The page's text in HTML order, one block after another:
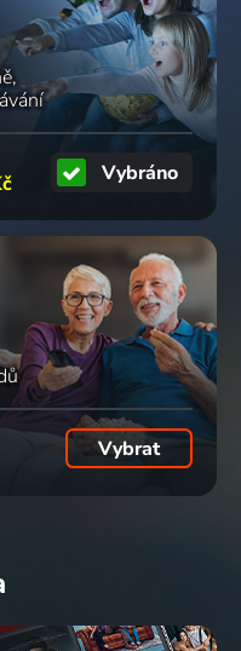
Vybráno
Vybrat